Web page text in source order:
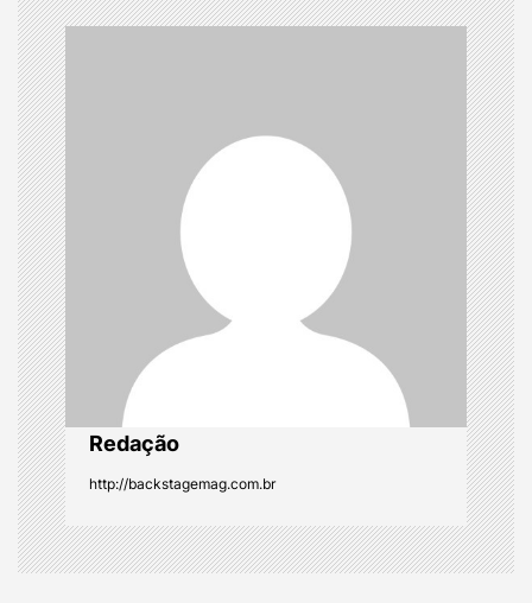
i
g
a
t
i
o
n
Redação
http://backstagemag.com.br